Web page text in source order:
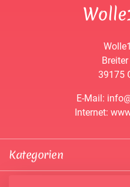
39175
E-Mail:
Internet:
Kategorien